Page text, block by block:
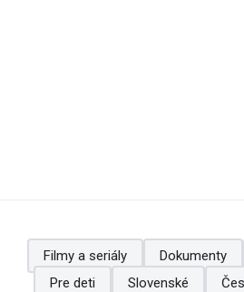
Filmy a seriály Dokumenty
Pre deti
Slovenské